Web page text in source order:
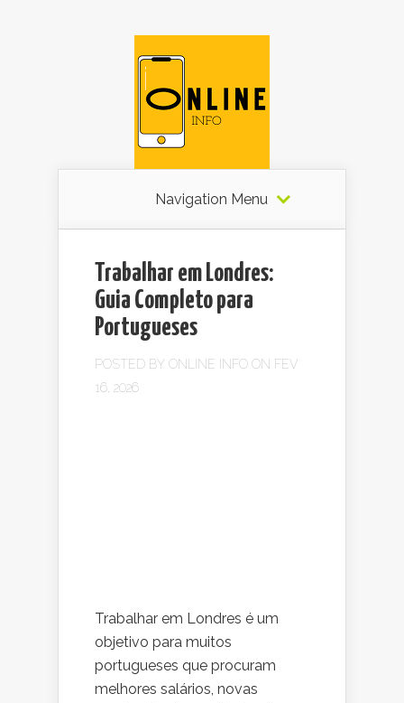
Navigation Menu
Trabalhar em Londres:
Guia Completo para
Portugueses
POSTED BY ONLINE INFO ON FEV
16, 2026
Trabalhar em Londres é um
objetivo para muitos
portugueses que procuram
melhores salários, novas